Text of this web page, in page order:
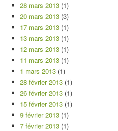
28 mars 2013 (1)
20 mars 2013 (3)
17 mars 2013 (1)
13 mars 2013 (1)
12 mars 2013 (1)
11 mars 2013 (1)
1 mars 2013 (1)
28 février 2013 (1)
26 février 2013 (1)
15 février 2013 (1)
9 février 2013 (1)
7 février 2013 (1)